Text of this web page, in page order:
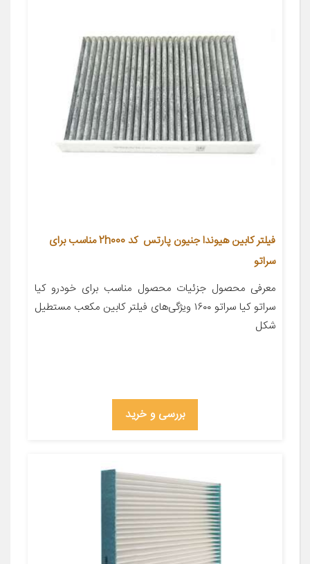
فیلتر کابین هیوندا جنیون پارتس کد 2h000 مناسب برای
سراتو
معرفی محصول جزئیات محصول مناسب برای خودرو کیا
سراتو کیا سراتو ۱۶۰۰ ویژگی‌های فیلتر کابین مکعب مستطیل
شکل
بررسی و خرید